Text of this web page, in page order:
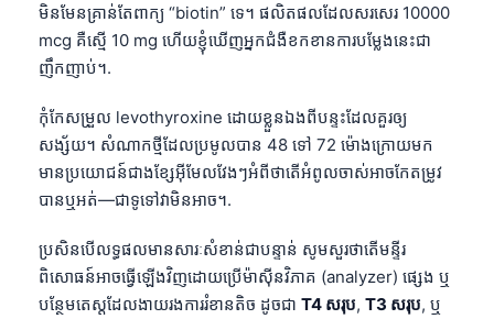
មិនមែនគ្រាន់តែពាក្យ “biotin” ទេ។ ផលិតផលដែលសរសេរ 10000
mcg គឺស្មើ 10 mg ហើយខ្ញុំឃើញអ្នកជំងឺខកខានការបម្លែងនេះជា
ញឹកញាប់។.
កុំកែសម្រួល levothyroxine ដោយខ្លួនឯងពីបន្ទះដែលគួរឲ្យ
សង្ស័យ។ សំណាកថ្មីដែលប្រមូលបាន 48 ទៅ 72 ម៉ោងក្រោយមក
មានប្រយោជន៍ជាងខ្សែអ៊ីមែលវែងៗអំពីថាតើអំពូលចាស់អាចកែតម្រូវ
បានឬអត់—ជាទូទៅវាមិនអាច។.
ប្រសិនបើលទ្ធផលមានសារៈសំខាន់ជាបន្ទាន់ សូមសួរថាតើមន្ទីរ
ពិសោធន៍អាចធ្វើឡើងវិញដោយប្រើម៉ាស៊ីនវិភាគ (analyzer) ផ្សេង ឬ
បន្ថែមតេស្តដែលងាយរងការរំខានតិច ដូចជា T4 សរុប, T3 សរុប, ឬ
Euskara
Gàidhlig
العربية المغربية
Afrikaans
Монгол
Basa Jawa
Cebuano